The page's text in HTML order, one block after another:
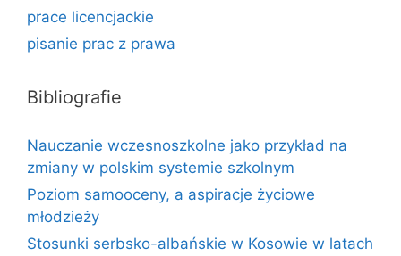
prace licencjackie
pisanie prac z prawa
Bibliografie
Nauczanie wczesnoszkolne jako przykład na
zmiany w polskim systemie szkolnym
Poziom samooceny, a aspiracje życiowe
młodzieży
Stosunki serbsko-albańskie w Kosowie w latach